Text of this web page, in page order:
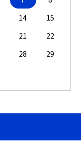
14
15
21
22
28
29